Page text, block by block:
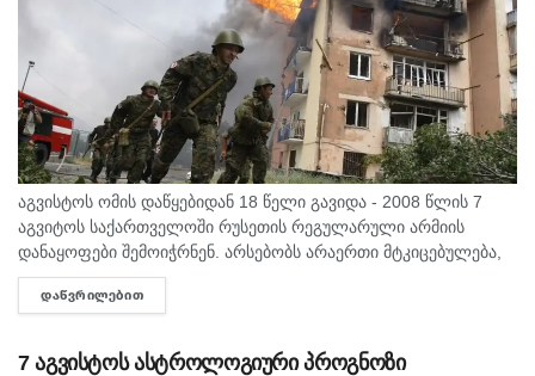
აგვისტოს ომის დაწყებიდან 18 წელი გავიდა - 2008 წლის 7
აგვიტოს საქართველოში რუსეთის რეგულარული არმიის
დანაყოფები შემოიჭრნენ. არსებობს არაერთი მტკიცებულება,
რომლითაც დადასტურდა, რომ რუსეთის ჯარმა საქართველოს
სახელმწიფო საზღვარი სწორედ 7...
ᲓᲐᲬᲕᲠᲘᲚᲔᲑᲘᲗ
7 აგვისტოს ასტროლოგიური პროგნოზი